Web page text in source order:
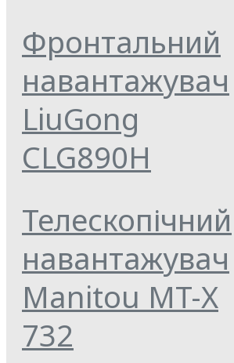
Фронтальний
навантажувач
LiuGong
CLG890H
Телескопічний
навантажувач
Manitou MT-X
732